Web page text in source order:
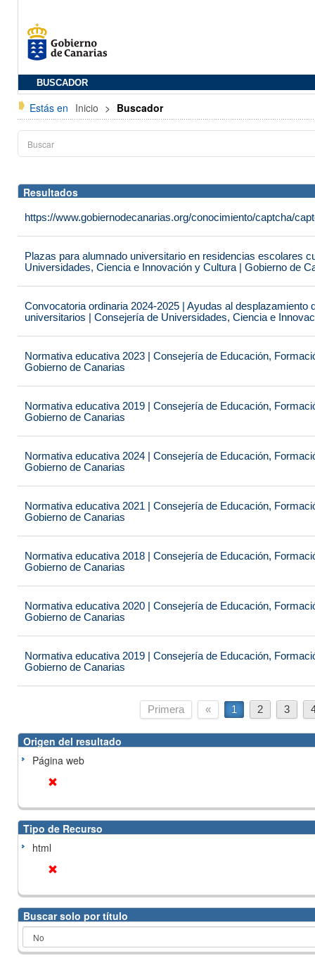
BUSCADOR
Estás en Inicio > Buscador
Resultados
https://www.gobiernodecanarias.org/conocimiento/captcha/
Plazas para alumnado universitario en residencias escolares
Universidades, Ciencia e Innovación y Cultura | Gobierno de
Convocatoria ordinaria 2024-2025 | Ayudas al desplazamiento
universitarios | Consejería de Universidades, Ciencia e
Normativa educativa 2023 | Consejería de Educación,
Gobierno de Canarias
Normativa educativa 2019 | Consejería de Educación,
Gobierno de Canarias
Normativa educativa 2024 | Consejería de Educación,
Gobierno de Canarias
Normativa educativa 2021 | Consejería de Educación,
Gobierno de Canarias
Normativa educativa 2018 | Consejería de Educación,
Gobierno de Canarias
Normativa educativa 2020 | Consejería de Educación,
Gobierno de Canarias
Normativa educativa 2019 | Consejería de Educación,
Gobierno de Canarias
Primera « 1 2 3
Origen del resultado
Página web
Tipo de Recurso
html
Buscar solo por título